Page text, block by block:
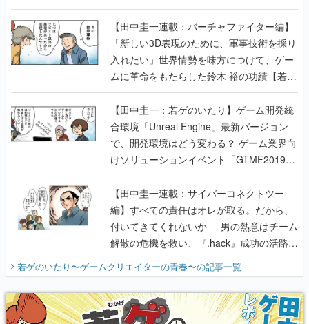
【若ゲのいたり最終回】
【田中圭一連載：バーチャファイター編】
「新しい3D表現のために、軍事技術を採り
入れたい」世界情勢を味方につけて、ゲー
ムに革命をもたらした鈴木 裕の功績【若ゲ
のいたり】
【田中圭一：若ゲのいたり】ゲーム開発統
合環境「Unreal Engine」最新バージョン
で、開発環境はどう変わる？ ゲーム業界向
けソリューションイベント「GTMF2019」
に行って、より理解を深めよう【PR】
【田中圭一連載：サイバーコネクトツー
編】すべての責任はオレが取る。だから、
付いてきてくれないか──男の熱意はチーム
解散の危機を救い、『.hack』成功の活路を
『少年ジャンプ』色だった【若ゲのいた
り】
若ゲのいたり〜ゲームクリエイターの青春〜の記事一覧